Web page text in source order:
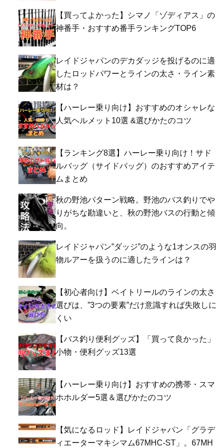
【買ってよかった】シマノ「ゾディアス」の
神番手・おすすめ番手ランキングTOP6
レイドジャパンのデカダッジを投げるのに適
したロッドパワーとラインの太さ・ライン素
材は？
【ハーレー乗り向け】おすすめのオシャレな
人気ヘルメット10選 &選びかたのコツ
【ランキング8選】ハーレー乗り向け！サド
ルバッグ（サイドバッグ）のおすすめアイテ
ムまとめ
秋の野池パターン戦略。野池のバス釣りでや
りがちな勘違いと、秋の野池バスの行動と傾
向。
レイドジャパン”ダッジ”のような1オンスの羽
物ルアーを扱うのに適したラインは？
【初心者向け】ベイトリールのラインの太さ
選びは、”3つの要素”だけ意識すれば失敗しに
くい
【バス釣り便利グッズ】「買って良かった」
小物・便利グッズ13選
【ハーレー乗り向け】おすすめの携帯・スマ
ホホルダー5選＆選びかたのコツ
【気になるロッド】レイドジャパン「グラデ
ィエーターマキシマム67MHC-ST」。67MH